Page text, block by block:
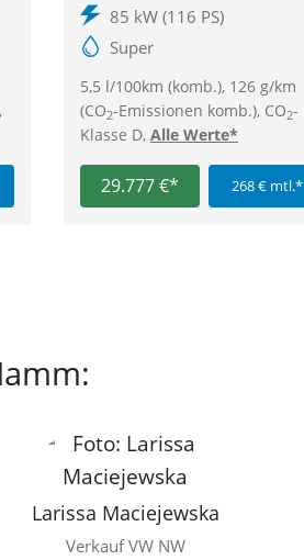
85 kW (116 PS)
Super
5,5 l/100km (komb.), 126 g/km
(CO2-Emissionen komb.), CO2-
Klasse D, Alle Werte*
29.777 €* 268 € mtl.*
Larissa Maciejewska
Verkauf VW NW